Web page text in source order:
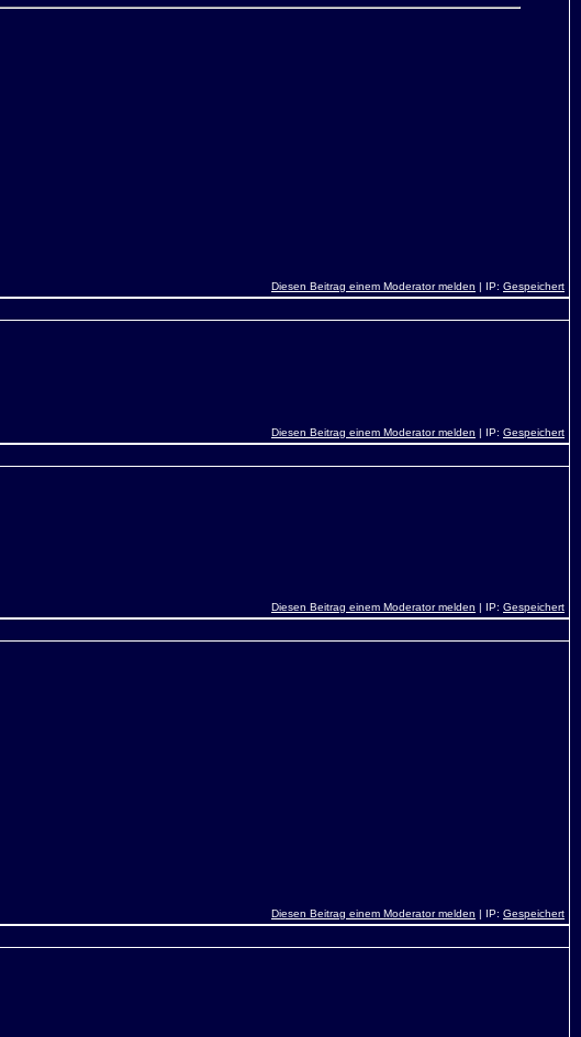
Diesen Beitrag einem Moderator melden | IP: Gespeichert
Diesen Beitrag einem Moderator melden | IP: Gespeichert
Diesen Beitrag einem Moderator melden | IP: Gespeichert
Diesen Beitrag einem Moderator melden | IP: Gespeichert